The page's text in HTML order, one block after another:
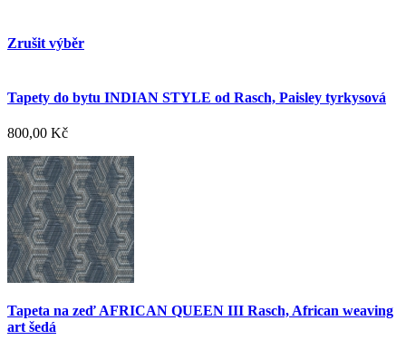
Zrušit výběr
Tapety do bytu INDIAN STYLE od Rasch, Paisley tyrkysová
800,00 Kč
Tapeta na zeď AFRICAN QUEEN III Rasch, African weaving
art šedá